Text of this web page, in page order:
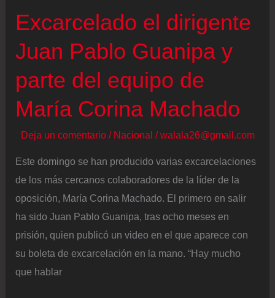
Excarcelado el dirigente
Juan Pablo Guanipa y
parte del equipo de
María Corina Machado
Deja un comentario / Nacional /walala26@gmail.com
Este domingo se han producido varias excarcelaciones
de los más cercanos colaboradores de la líder de la
oposición, María Corina Machado. El primero en salir
ha sido Juan Pablo Guanipa, tras ocho meses en
prisión, quien publicó un video en el que aparece con
su boleta de excarcelación en la mano. “Hay mucho
que hablar